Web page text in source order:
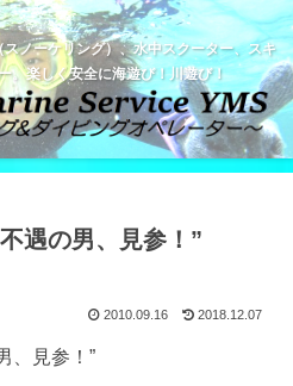
ノーケリング）、水中スクーター、スキ
。楽しく安全に海遊び！川遊び！
遇の男、見参！”
2010.09.16 2018.12.07
、見参！”